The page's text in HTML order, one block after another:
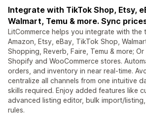
Integrate with TikTok Shop, Etsy,
Walmart, Temu & more. Sync
LitCommerce helps you integrate with the
Amazon, Etsy, eBay, TikTok Shop,
Shopping, Reverb, Faire, Temu & more;
Shopify and WooCommerce stores.
orders, and inventory in near real-time.
centralize all channels from one intuitive
skills required. Enjoy added features like
advanced listing editor, bulk import/
rules.